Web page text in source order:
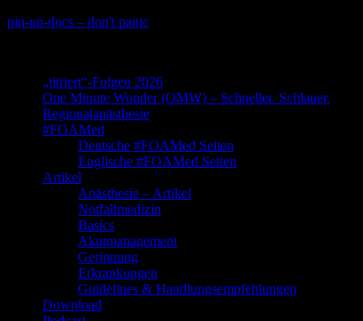
Skip
pin-up-docs – don't panic
„titriert“-Folgen 2026
One Minute Wonder (OMW) – Schneller. Schlauer.
Regionalanästhesie
#FOAMed
Deutsche #FOAMed Seiten
Englische #FOAMed Seiten
Artikel
Anästhesie – Artikel
Notfallmedizin
Basics
Akutmanagement
Gerinnung
Erkrankungen
Guidelines & Handlungsempfehlungen
Download